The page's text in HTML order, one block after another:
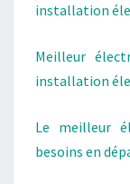
installation
Meilleur
installation
Le meilleur
besoins en